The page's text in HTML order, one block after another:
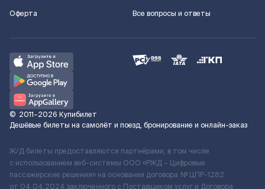
Оферта
Все вопросы и ответы
© 2011–2026 Купибилет
Дешёвые билеты на самолёт и поезд, бронирование и онлайн-заказ
Ж/Д билеты предоставляются партнёрами, в том числе
с использованием веб-системы ООО «РЖД – Цифровые
пассажирские решения» на основании договора № ЦПР-1282
от 04.04.2024 заключенного с Поставщиком услуг и Договора